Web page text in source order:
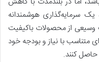
سرمایه‌گذاری هوشمندانه
از محصولات باکیفیت
متناسب با نیاز و بودجه خود
حاصل کنند.